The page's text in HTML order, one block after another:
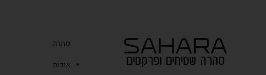
סהרה
אודות